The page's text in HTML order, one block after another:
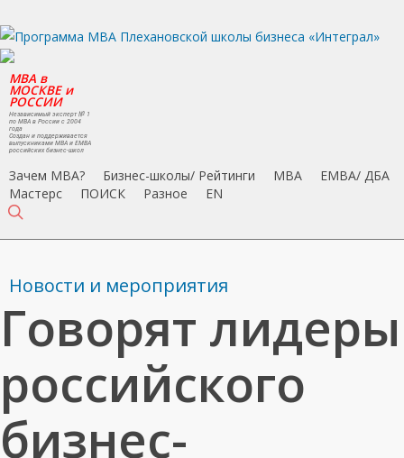
to
main
content
MBA в
МОСКВЕ и
РОССИИ
Независимый эксперт № 1
по MBA в России с 2004
года
Создан и поддерживается
выпускниками MBA и EMBA
российских бизнес-школ
Зачем MBA? Бизнес-школы/ Рейтинги MBA
EMBA/ ДБA
Мастерс
ПОИСК Разное EN
Новости и мероприятия
Говорят лидеры
российского
бизнес-